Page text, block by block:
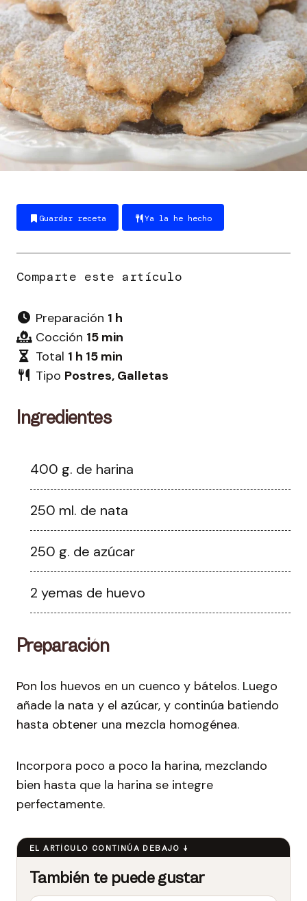
Guardar receta Ya la he hecho
Preparación 1 h
Cocción 15 min
Total 1 h 15 min
Tipo Postres, Galletas
Ingredientes
400 g. de harina
250 ml. de nata
250 g. de azúcar
2 yemas de huevo
Preparación
Pon los huevos en un cuenco y bátelos. Luego
añade la nata y el azúcar, y continúa batiendo
hasta obtener una mezcla homogénea.
Incorpora poco a poco la harina, mezclando
bien hasta que la harina se integre
perfectamente.